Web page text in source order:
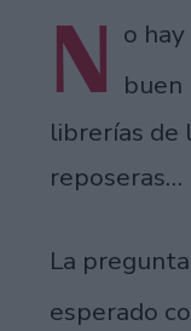
N o
buen
librerías de
reposeras…
La
esperado